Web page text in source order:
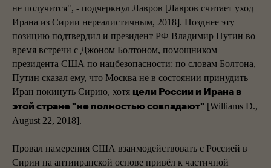
не получится", - подчеркнул Лавров [Лавров считает уход
Ирана из Сирии нереалистичным, 2018]. Позднее эту
позицию подтвердил и президент РФ Владимир Путин во
время встречи с Джоном Болтоном, помощником
президента США по нацбезопасности: по словам Болтона,
Путин сказал ему, что Москва не в состоянии принудить
Иран покинуть Сирию, хотя цели России и Ирана в
этой стране "не полностью совпадают" [Williams D.,
August 22, 2018].
Провал намерения США взаимодействовать с Россией в
Сирии на антииранской основе привёл к частичной